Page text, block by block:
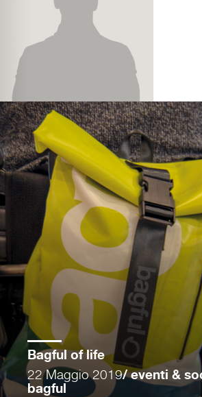
News blog di grafica
Bagful of life
22 Maggio 2019/ eventi &
bagful